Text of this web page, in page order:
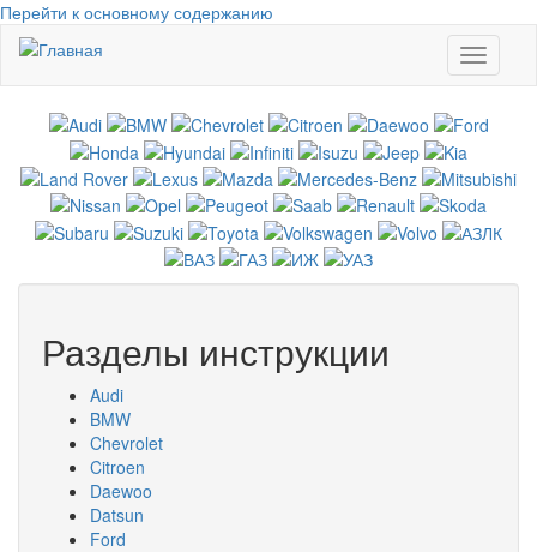
Перейти к основному содержанию
Toggle
Разделы инструкции
Audi
BMW
Chevrolet
Citroen
Daewoo
Datsun
Ford